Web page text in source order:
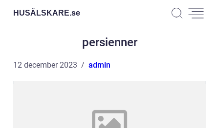
HUSÄLSKARE.se
persienner
12 december 2023 admin